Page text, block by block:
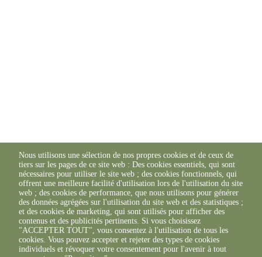
Nous utilisons une sélection de nos propres cookies et de ceux de
tiers sur les pages de ce site web : Des cookies essentiels, qui sont
nécessaires pour utiliser le site web ; des cookies fonctionnels, qui
offrent une meilleure facilité d'utilisation lors de l'utilisation du site
web ; des cookies de performance, que nous utilisons pour générer
des données agrégées sur l'utilisation du site web et des statistiques ;
et des cookies de marketing, qui sont utilisés pour afficher des
contenus et des publicités pertinents. Si vous choisissez
"ACCEPTER TOUT", vous consentez à l'utilisation de tous les
cookies. Vous pouvez accepter et rejeter des types de cookies
individuels et révoquer votre consentement pour l'avenir à tout